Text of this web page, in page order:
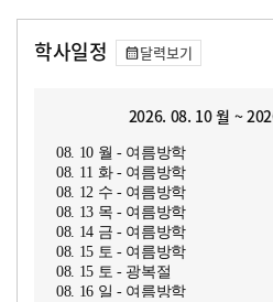
학사일정 달력보기
2026. 08. 10 월 ~
08. 10 월 - 여름방학
08. 11 화 - 여름방학
08. 12 수 - 여름방학
08. 13 목 - 여름방학
08. 14 금 - 여름방학
08. 15 토 - 여름방학
08. 15 토 - 광복절
08. 16 일 - 여름방학